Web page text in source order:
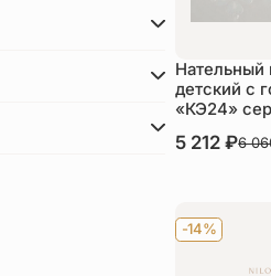
Нательный
детский с
«КЭ24»
В наличии
5 212₽6
-14%